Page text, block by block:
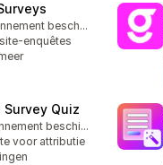
Gratis abonnement beschikbaar
enquêtes
Survey Quiz
Gratis abonnement beschikbaar
voor attributie